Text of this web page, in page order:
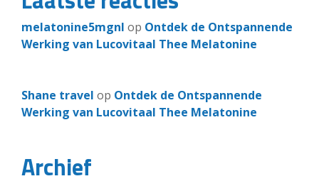
melatonine5mgnl op Ontdek de Ontspannende
Werking van Lucovitaal Thee Melatonine
Shane travel op Ontdek de Ontspannende
Werking van Lucovitaal Thee Melatonine
Archief